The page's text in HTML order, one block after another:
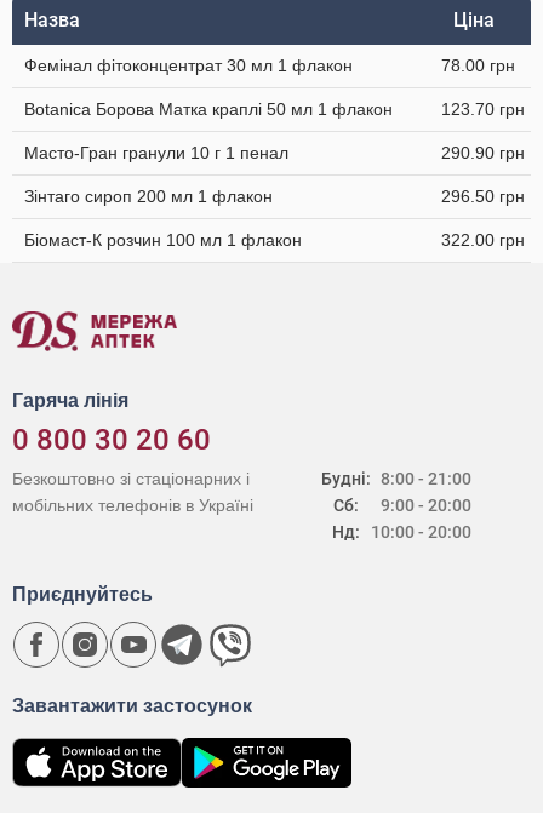
Назва Ціна
Фемінал фітоконцентрат 30 мл 1 флакон 78.00 грн
Botanica Борова Матка краплі 50 мл 1 флакон 123.70 грн
Масто-Гран гранули 10 г 1 пенал 290.90 грн
Зінтаго сироп 200 мл 1 флакон 296.50 грн
Біомаст-К розчин 100 мл 1 флакон 322.00 грн
Гаряча лінія
0 800 30 20 60
Будні:
Сб:
Нд:
8:00 - 21:00
9:00 - 20:00
10:00 - 20:00
Безкоштовно зі стаціонарних і
мобільних телефонів в Україні
Завантажити застосунок
Приєднуйтесь